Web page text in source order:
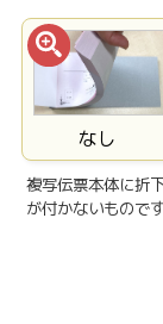
なし
複写伝票本体に折
が付かないものです